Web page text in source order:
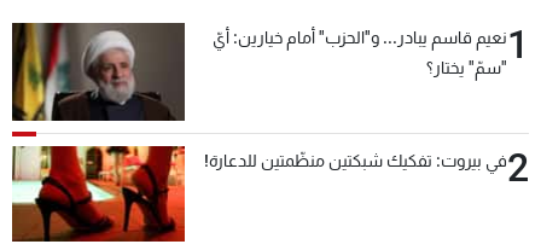
1نعيم قاسم يبادر... و"الحزب" أمام خيارين: أيّ
"سمّ" يختار؟
2في بيروت: تفكيك شبكتين منظّمتين للدعارة!